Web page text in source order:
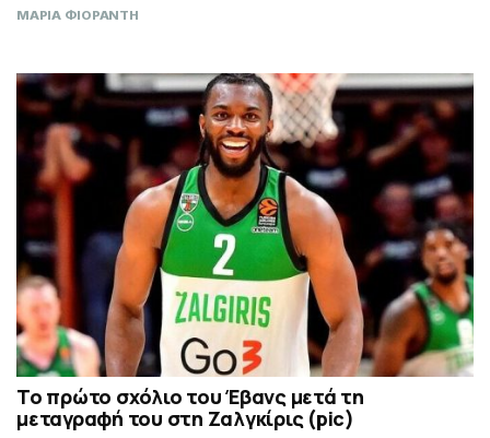
ΜΑΡΙΑ ΦΙΟΡΑΝΤΗ
Το πρώτο σχόλιο του Έβανς μετά τη
μεταγραφή του στη Ζαλγκίρις (pic)